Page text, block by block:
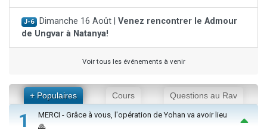
J-6 Dimanche 16 Août | Venez rencontrer le Admour
de Ungvar à Natanya!
Voir tous les événements à venir
+ Populaires Cours Questions au Rav
1
MERCI - Grâce à vous, l'opération de Yohan va avoir lieu
🙏